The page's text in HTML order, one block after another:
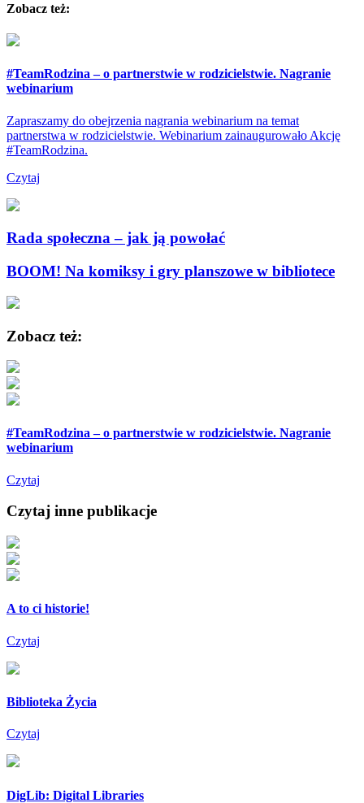
Zobacz też:
#TeamRodzina – o partnerstwie w rodzicielstwie. Nagranie
webinarium
Zapraszamy do obejrzenia nagrania webinarium na temat
partnerstwa w rodzicielstwie. Webinarium zainaugurowało Akcję
#TeamRodzina.
Czytaj
Rada społeczna – jak ją powołać
BOOM! Na komiksy i gry planszowe w bibliotece
Zobacz też:
#TeamRodzina – o partnerstwie w rodzicielstwie. Nagranie
webinarium
Czytaj
Czytaj inne publikacje
A to ci historie!
Czytaj
Biblioteka Życia
Czytaj
DigLib: Digital Libraries